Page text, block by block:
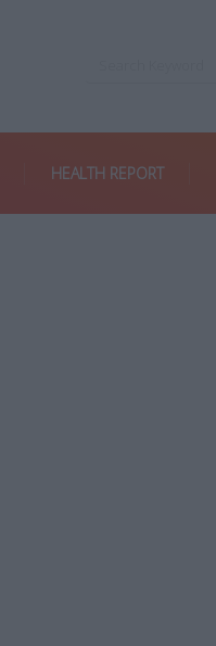
HEALTH REPORT